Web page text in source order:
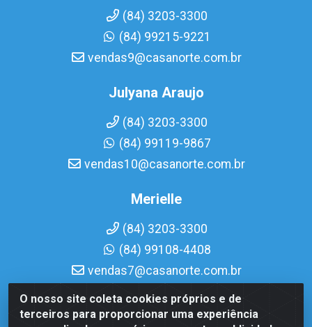
O nosso site coleta cookies próprios e de
terceiros para proporcionar uma experiência
(84) 3203-3300
(84) 99215-9221
vendas9@casanorte.com.br
Julyana Araujo
(84) 3203-3300
(84) 99119-9867
vendas10@casanorte.com.br
Merielle
(84) 3203-3300
(84) 99108-4408
vendas7@casanorte.com.br
Casa Norte LTDA - Av. Interventor Mário Câmara, 1815 -
Dix-Sept Rosado, Natal/RN - CEP 59054-600 - CNPJ